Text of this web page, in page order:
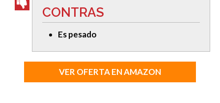
CONTRAS
Es pesado
VER OFERTA EN AMAZON